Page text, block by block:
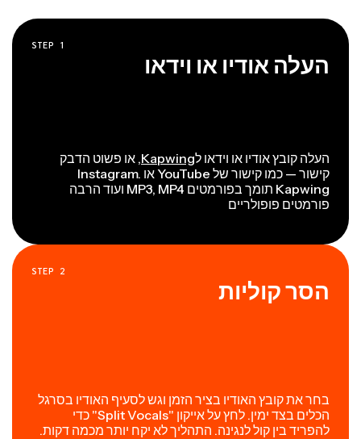
STEP 1
העלה אודיו או וידאו
העלה קובץ אודיו או וידאו לKapwing, או פשוט הדבק
קישור — כמו קישור של YouTube או Instagram.
Kapwing תומך בפורמטים MP3, MP4 ועוד הרבה
פורמטים פופולריים
STEP 2
הסר קוליות
בחר את קובץ האודיו בציר הזמן וגש לסעיף האודיו בסרגל
הכלים בצד ימין. לחץ על אייקון "Split Vocals" כדי
להפריד בין קול לנגינה. התהליך לא יקח יותר מכמה דקות.